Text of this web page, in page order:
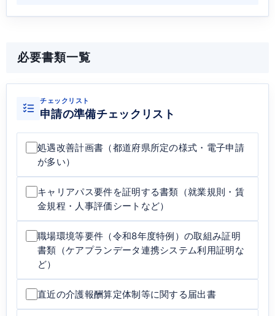
必要書類一覧
チェックリスト
申請の準備チェックリスト
処遇改善計画書（都道府県所定の様式・電子申請
が多い）
キャリアパス要件を証明する書類（就業規則・賃
金規程・人事評価シートなど）
職場環境等要件（令和8年度特例）の取組み証明
書類（ケアプランデータ連携システム利用証明な
ど）
直近の介護報酬算定体制等に関する届出書